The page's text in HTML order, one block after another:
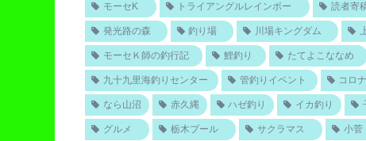
モーセK トライアングルレインボー 読者寄
発光路の森 釣り場 川場キングダム
モーセＫ師の釣行記 鯉釣り たてよこななめ
九十九里海釣りセンター 管釣りイベント コロナ
なら山沼 赤久縄 ハゼ釣り イカ釣り
グルメ 栃木プール サクラマス 小菅